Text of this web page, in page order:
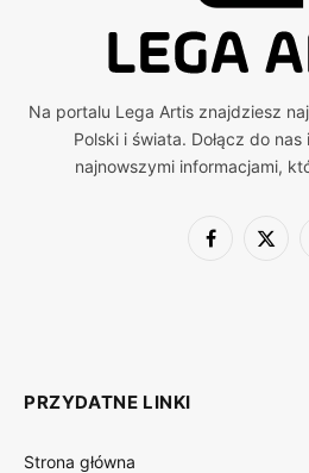
Na portalu Lega Artis znajdziesz
Polski i świata. Dołącz do
najnowszymi informacjami,
Facebook
X
PRZYDATNE LINKI
Strona główna